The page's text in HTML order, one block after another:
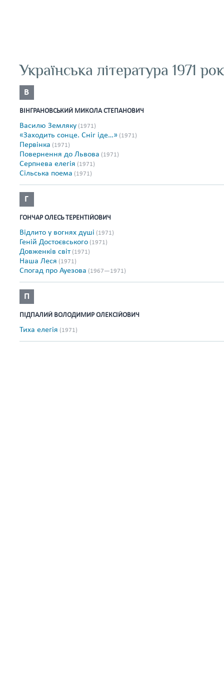
Українська література 1971
В
ВІНГРАНОВСЬКИЙ МИКОЛА СТЕПАНОВИЧ
Василю Земляку (1971)
«Заходить сонце. Сніг іде…» (1971)
Первінка (1971)
Повернення до Львова (1971)
Серпнева елегія (1971)
Сільська поема (1971)
Г
ГОНЧАР ОЛЕСЬ ТЕРЕНТІЙОВИЧ
Відлито у вогнях душі (1971)
Геній Достоєвського (1971)
Довженків світ (1971)
Наша Леся (1971)
Спогад про Ауезова (1967—1971)
П
ПІДПАЛИЙ ВОЛОДИМИР ОЛЕКСІЙОВИЧ
Тиха елегія (1971)